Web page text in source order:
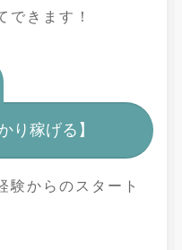
できます！
り稼げる】
験からのスタート